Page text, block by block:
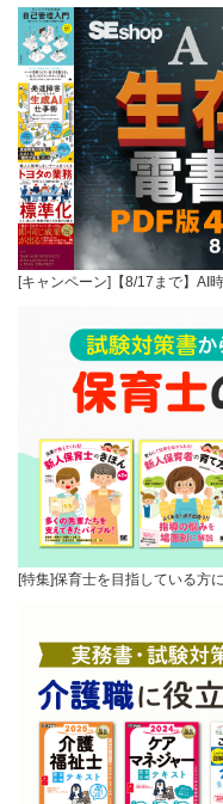
[キャンペーン]【8/17まで】AI
[特集]保育士を目指している方